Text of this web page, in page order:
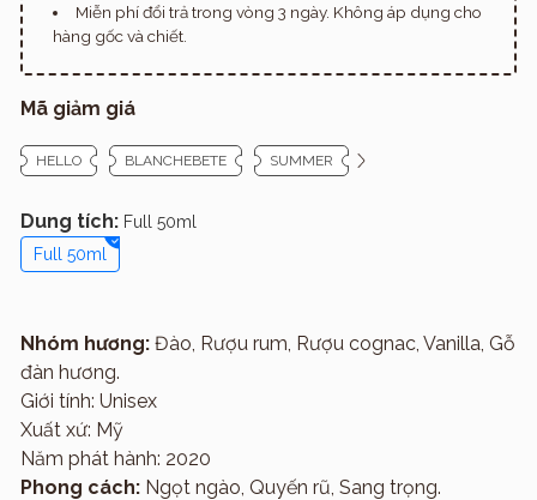
Miễn phí đổi trả trong vòng 3 ngày. Không áp dụng cho
hàng gốc và chiết.
Mã giảm giá
HELLO BLANCHEBETE SUMMER
Dung tích: Full 50ml
Full 50ml
Nhóm hương: Đào, Rượu rum, Rượu cognac, Vanilla, Gỗ
đàn hương.
Giới tính: Unisex
Xuất xứ: Mỹ
Năm phát hành: 2020
Phong cách: Ngọt ngào, Quyến rũ, Sang trọng.